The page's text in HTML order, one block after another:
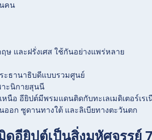
คน
ษ และฝรั่งเศส ใช้กันอย่างแพร่หลาย
ะธานาธิบดีแบบรวมศูนย์
าะนิกายสุนนี
หนือ อียิปต์มีพรมแดนติดกับทะเลเมดิเตอร์เ
ออก ซูดานทางใต้ และลิเบียทางตะวันตก
ดอียิปต์เป็นสิ่งมหัศจรรย์